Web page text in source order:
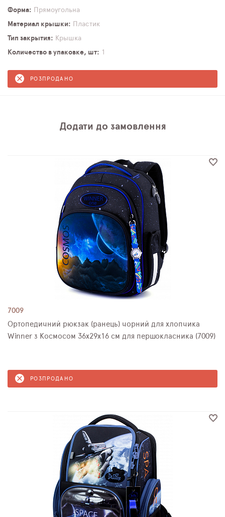
Форма
Прямоугольна
Материал крышки
Пластик
Тип закрытия
Крышка
Количество в упаковке, шт
1
РОЗПРОДАНО
Додати до замовлення
7009
Ортопедичний рюкзак (ранець) чорний для хлопчика
Winner з Космосом 36х29х16 см для першокласника (7009)
РОЗПРОДАНО